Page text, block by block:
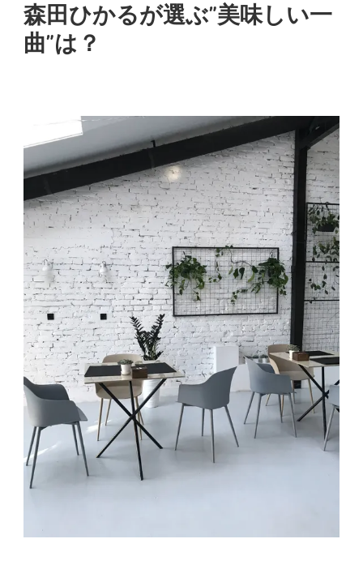
森田ひかるが選ぶ”美味しい一
曲”は？